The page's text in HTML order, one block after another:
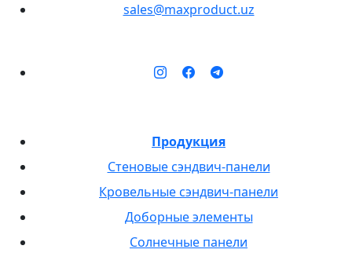
sales@maxproduct.uz
Продукция
Стеновые сэндвич-панели
Кровельные сэндвич-панели
Доборные элементы
Солнечные панели